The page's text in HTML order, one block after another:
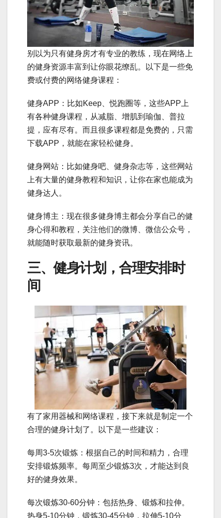
别以为只有健身房才有专业的教练，现在网络上
的健身资源丰富到让你眼花缭乱。以下是一些免
费或付费的网络健身课程：
健身APP：比如Keep、悦跑圈等，这些APP上
有各种健身课程，从减脂、增肌到瑜伽、普拉
提，应有尽有。而且很多课程都是免费的，只需
下载APP，就能在家轻松健身。
健身网站：比如健身吧、健身杂志等，这些网站
上有大量的健身教程和知识，让你在家也能成为
健身达人。
健身博主：现在很多健身博主都会分享自己的健
身心得和教程，关注他们的微博、微信公众号，
就能随时获取最新的健身资讯。
三、健身计划，合理安排时
间
有了家用器械和网络课程，接下来就是制定一个
合理的健身计划了。以下是一些建议：
每周3-5次锻炼：根据自己的时间和精力，合理
安排锻炼频率。每周至少锻炼3次，才能达到良
好的健身效果。
每次锻炼30-60分钟：包括热身、锻炼和拉伸。
热身5-10分钟，锻炼30-45分钟，拉伸5-10分